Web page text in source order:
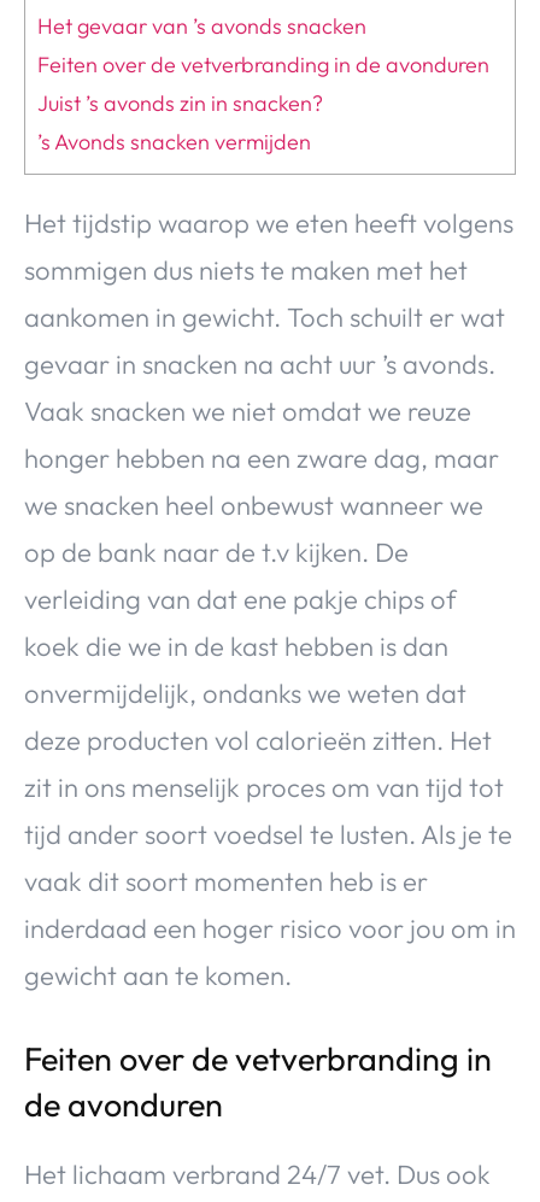
Het gevaar van ’s avonds snacken
Feiten over de vetverbranding in de avonduren
Juist ’s avonds zin in snacken?
’s Avonds snacken vermijden
Het tijdstip waarop we eten heeft volgens
sommigen dus niets te maken met het
aankomen in gewicht. Toch schuilt er wat
gevaar in snacken na acht uur ’s avonds.
Vaak snacken we niet omdat we reuze
honger hebben na een zware dag, maar
we snacken heel onbewust wanneer we
op de bank naar de t.v kijken. De
verleiding van dat ene pakje chips of
koek die we in de kast hebben is dan
onvermijdelijk, ondanks we weten dat
deze producten vol calorieën zitten. Het
zit in ons menselijk proces om van tijd tot
tijd ander soort voedsel te lusten. Als je te
vaak dit soort momenten heb is er
inderdaad een hoger risico voor jou om in
gewicht aan te komen.
Feiten over de vetverbranding in
de avonduren
Het lichaam verbrand 24/7 vet. Dus ook